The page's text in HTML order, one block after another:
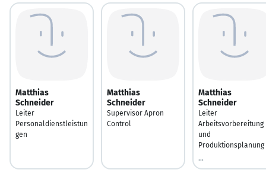
Matthias
Schneider
Leiter
Personaldienstleistun
gen
Matthias
Schneider
Supervisor Apron
Control
Matthias
Schneider
Leiter
Arbeitsvorbereitung
und
Produktionsplanung
...